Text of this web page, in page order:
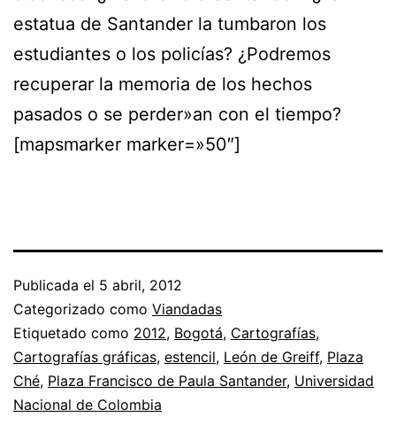
estatua de Santander la tumbaron los
estudiantes o los policías? ¿Podremos
recuperar la memoria de los hechos
pasados o se perder»an con el tiempo?
[mapsmarker marker=»50″]
Publicada el 5 abril, 2012
Categorizado como Viandadas
Etiquetado como 2012, Bogotá, Cartografías,
Cartografías gráficas, estencil, León de Greiff, Plaza
Ché, Plaza Francisco de Paula Santander, Universidad
Nacional de Colombia